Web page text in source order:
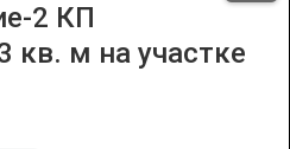
2 КП
кв. м на участке